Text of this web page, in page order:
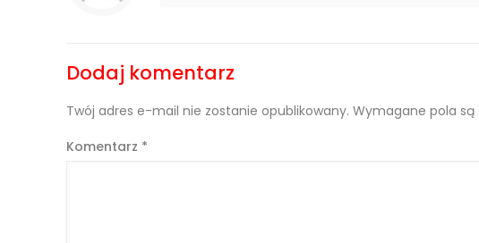
Dodaj komentarz
Twój adres e-mail nie zostanie opublikowany. Wymagane pola są
Komentarz *